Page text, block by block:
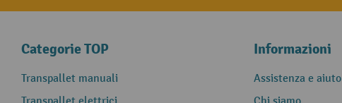
Categorie TOP
Transpallet manuali
Informazioni
Assistenza e aiuto